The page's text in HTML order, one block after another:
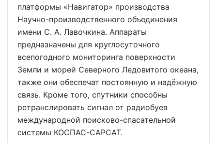
платформы «Навигатор» производства
Научно-производственного объединения
имени С. А. Лавочкина. Аппараты
предназначены для круглосуточного
всепогодного мониторинга поверхности
Земли и морей Северного Ледовитого океана,
также они обеспечат постоянную и надёжную
связь. Кроме того, спутники способны
ретранслировать сигнал от радиобуев
международной поисково-спасательной
системы КОСПАС-САРСАТ.